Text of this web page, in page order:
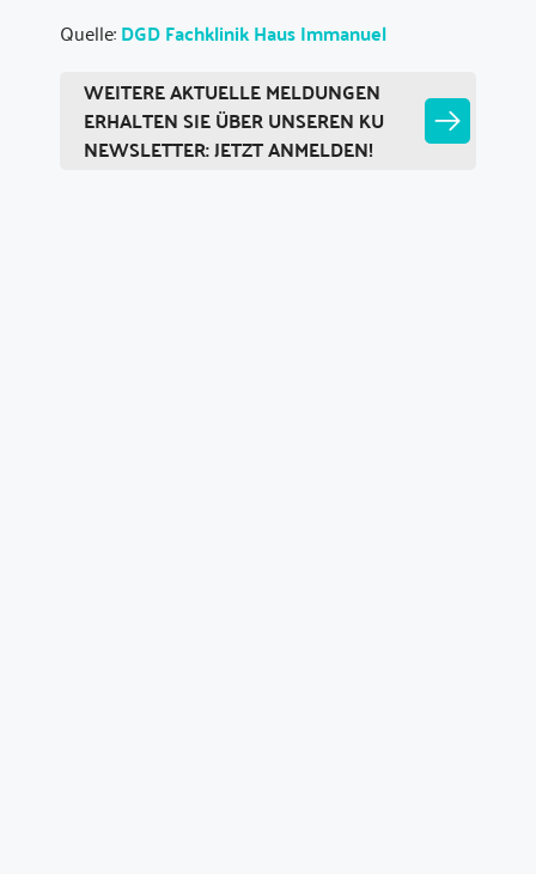
Quelle:DGD Fachklinik Haus Immanuel
WEITERE AKTUELLE MELDUNGEN
ERHALTEN SIE ÜBER UNSEREN KU
NEWSLETTER: JETZT ANMELDEN!